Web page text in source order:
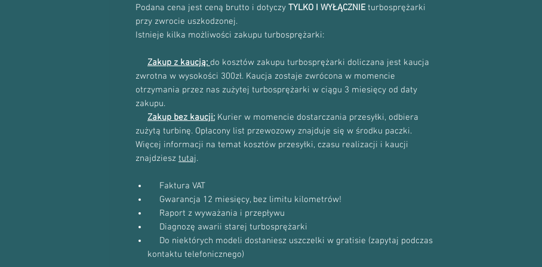
Podana cena jest ceną brutto i dotyczy TYLKO I WYŁĄCZNIEturbosprężarki
przy zwrocie uszkodzonej.
Istnieje kilka możliwości zakupu turbosprężarki:
Zakup z kaucją: do kosztów zakupu turbosprężarki doliczana jest kaucja
zwrotna w wysokości 300zł. Kaucja zostaje zwrócona w momencie
otrzymania przez nas zużytej turbosprężarki w ciągu 3 miesięcy od daty
zakupu.
Zakup bez kaucji: Kurier w momencie dostarczania przesyłki, odbiera
zużytą turbinę. Opłacony list przewozowy znajduje się w środku paczki.
Więcej informacji na temat kosztów przesyłki, czasu realizacji i kaucji
znajdziesz tutaj.
Faktura VAT
Gwarancja 12 miesięcy, bez limitu kilometrów!
Raport z wyważania i przepływu
Diagnozę awarii starej turbosprężarki
Do niektórych modeli dostaniesz uszczelki w gratisie (zapytaj podczas
kontaktu telefonicznego)